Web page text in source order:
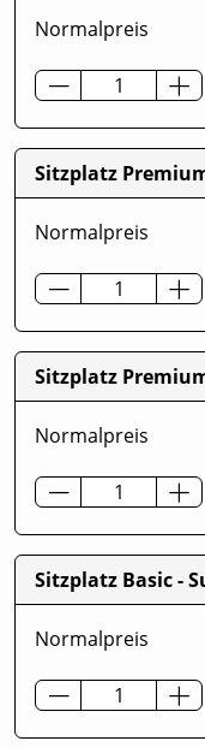
Normalpreis
Sitzplatz
Normalpreis
Sitzplatz
Normalpreis
Sitzplatz Basic -
Normalpreis